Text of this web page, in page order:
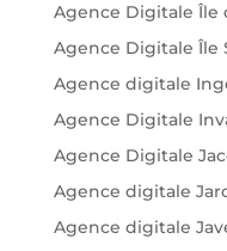
Agence Digitale Île
Agence Digitale Île
Agence digitale
Agence Digitale
Agence Digitale
Agence digitale
Agence digitale